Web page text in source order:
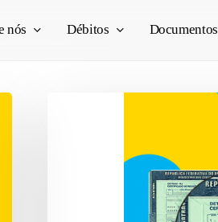
nós Débitos Documentos